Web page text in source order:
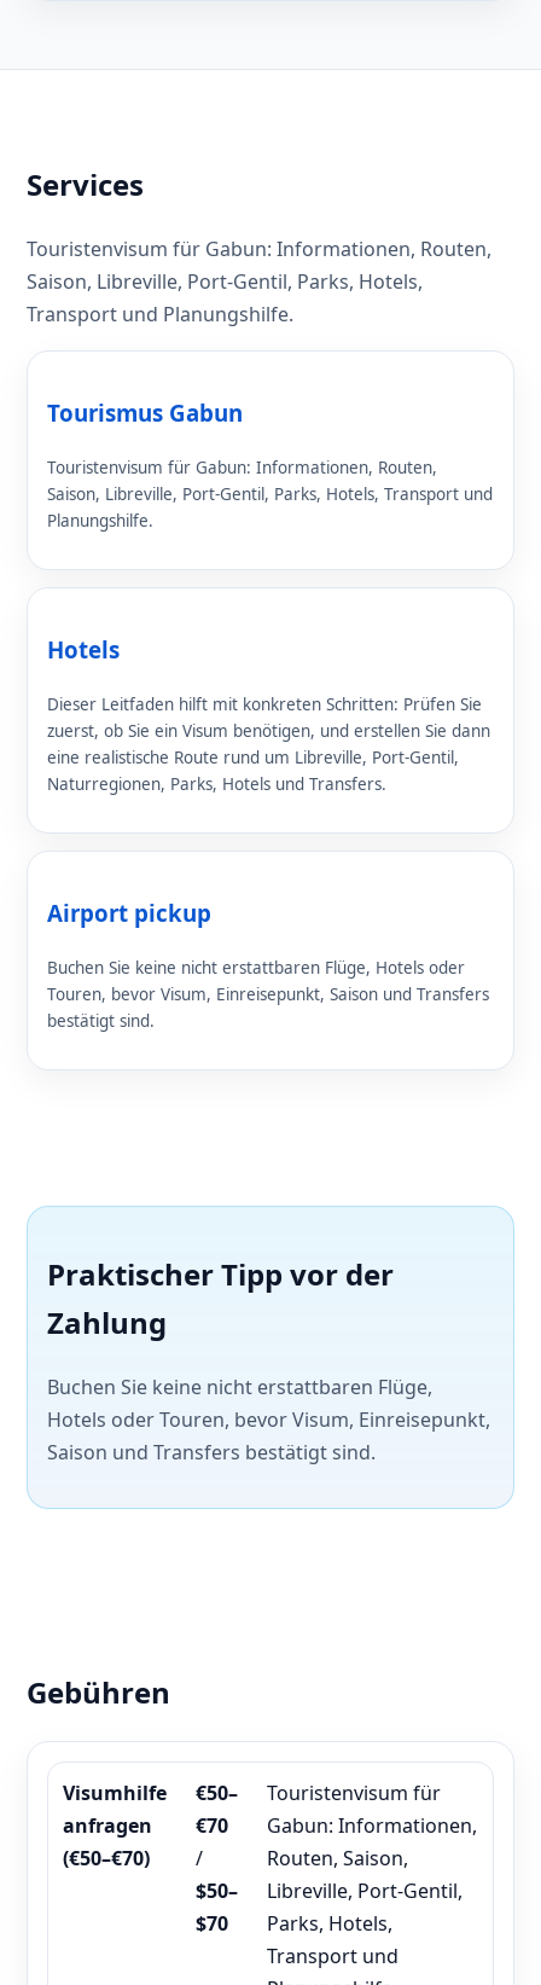
Services
Touristenvisum für Gabun: Informationen, Routen,
Saison, Libreville, Port-Gentil, Parks, Hotels,
Transport und Planungshilfe.
Tourismus Gabun
Touristenvisum für Gabun: Informationen, Routen,
Saison, Libreville, Port-Gentil, Parks, Hotels, Transport und
Planungshilfe.
Hotels
Dieser Leitfaden hilft mit konkreten Schritten: Prüfen Sie
zuerst, ob Sie ein Visum benötigen, und erstellen Sie dann
eine realistische Route rund um Libreville, Port-Gentil,
Naturregionen, Parks, Hotels und Transfers.
Airport pickup
Buchen Sie keine nicht erstattbaren Flüge, Hotels oder
Touren, bevor Visum, Einreisepunkt, Saison und Transfers
bestätigt sind.
Praktischer Tipp vor der
Zahlung
Buchen Sie keine nicht erstattbaren Flüge,
Hotels oder Touren, bevor Visum, Einreisepunkt,
Saison und Transfers bestätigt sind.
Gebühren
Visumhilfe
anfragen
(€50–€70)
€50–
€70
/
$50–
$70
Touristenvisum für
Gabun: Informationen,
Routen, Saison,
Libreville, Port-Gentil,
Parks, Hotels,
Transport und